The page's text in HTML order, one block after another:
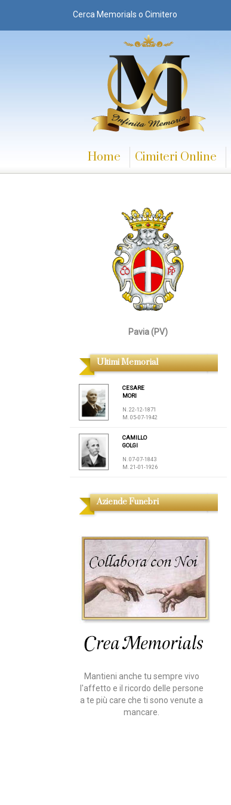
Cerca Memorials o Cimitero
Home Cimiteri Online
Pavia (PV)
Ultimi Memorial
CESARE
MORI
N. 22-12-1871
M. 05-07-1942
CAMILLO
GOLGI
N. 07-07-1843
M. 21-01-1926
Aziende Funebri
Mantieni anche tu sempre vivo
l'affetto e il ricordo delle persone
a te più care che ti sono venute a
mancare.